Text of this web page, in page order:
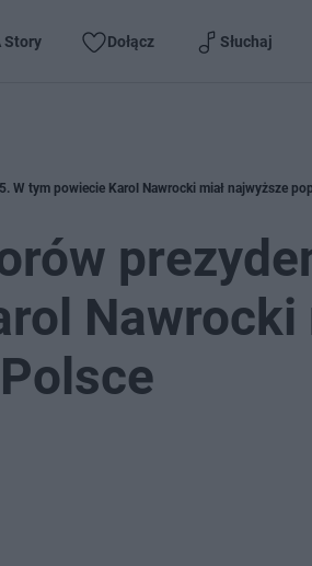
Story Dołącz Słuchaj
W tym powiecie Karol Nawrocki miał najwyższe
Nawrocki